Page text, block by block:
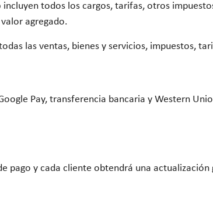
todos los cargos, tarifas, otros
agregado.
las ventas, bienes y servicios, impuestos,
Pay, transferencia bancaria y Western
pago y cada cliente obtendrá una